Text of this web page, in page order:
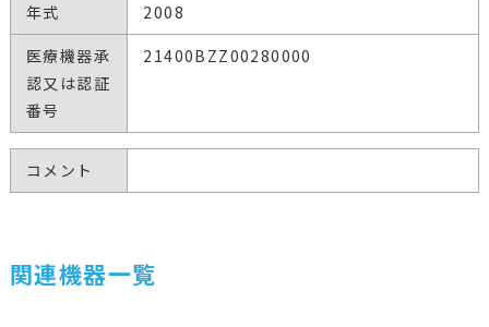
年式
2008
医療機器承
認又は認証
番号
21400BZZ00280000
コメント
関連機器一覧